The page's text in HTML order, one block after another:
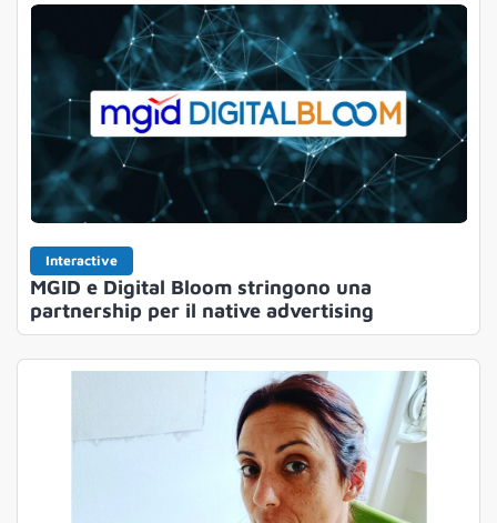
Interactive
MGID e Digital Bloom stringono una
partnership per il native advertising